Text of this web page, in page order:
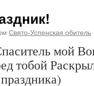
Свято-Успенская обитель
мой
тобой